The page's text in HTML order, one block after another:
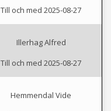
Till och med 2025-08-27
Illerhag Alfred
Till och med 2025-08-27
Hemmendal Vide